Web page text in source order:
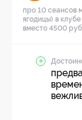
про 10 сеансов
ягодицы) в
вместо 4500